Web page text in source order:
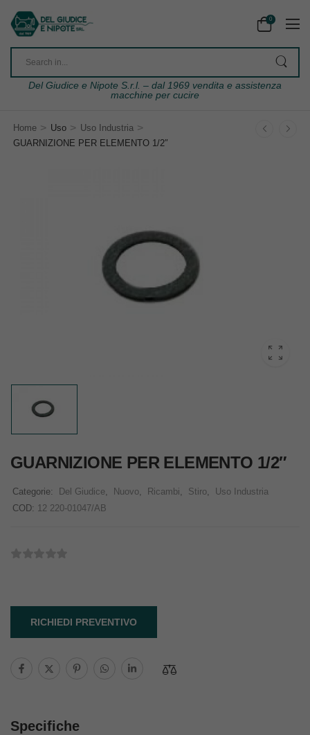
0
Del Giudice e Nipote S.r.l. – dal 1969 vendita e assistenza
macchine per cucire
Home > Uso > Uso Industria >
GUARNIZIONE PER ELEMENTO 1/2″
GUARNIZIONE PER ELEMENTO 1/2″
Categorie: Del Giudice, Nuovo, Ricambi, Stiro,
Uso Industria
COD: 12 220-01047/AB
RICHIEDI PREVENTIVO
Specifiche